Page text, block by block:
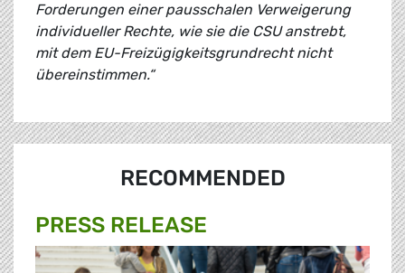
Forderungen einer pausschalen Verweigerung
individueller Rechte, wie sie die CSU anstrebt,
mit dem EU-Freizügigkeitsgrundrecht nicht
übereinstimmen.“
RECOMMENDED
PRESS RELEASE